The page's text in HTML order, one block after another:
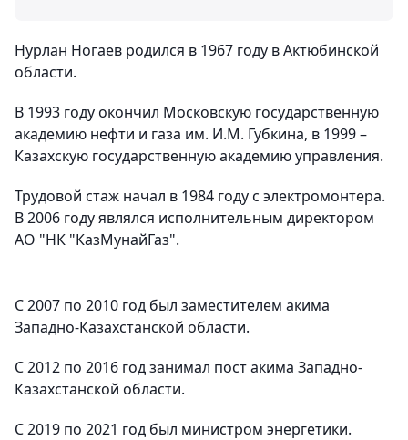
Нурлан Ногаев родился в 1967 году в Актюбинской
области.
В 1993 году окончил Московскую государственную
академию нефти и газа им. И.М. Губкина, в 1999 –
Казахскую государственную академию управления.
Трудовой стаж начал в 1984 году с электромонтера.
В 2006 году являлся исполнительным директором
АО "НК "КазМунайГаз".
С 2007 по 2010 год был заместителем акима
Западно-Казахстанской области.
С 2012 по 2016 год занимал пост акима Западно-
Казахстанской области.
С 2019 по 2021 год был министром энергетики.